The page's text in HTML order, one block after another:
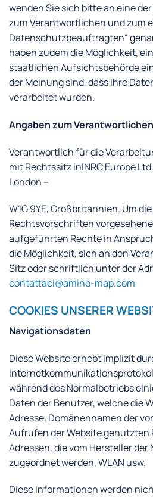
wenden Sie sich bitte an eine
zum Verantwortlichen und zum
Datenschutzbeauftragten“
haben zudem die Möglichkeit,
staatlichen Aufsichtsbehörde
der Meinung sind, dass Ihre
verarbeitet wurden.
Angaben zum
Verantwortlich für die
mit Rechtssitz inINRC Europe
London –
W1G 9YE, Großbritannien. Um
Rechtsvorschriften
aufgeführten Rechte in
die Möglichkeit, sich an den
Sitz oder schriftlich unter der
contattaci@amino-map.com
COOKIES UNSERER
Navigationsdaten
Diese Website erhebt implizit
während des Normalbetriebs
Daten der Benutzer, welche die
Adresse, Domänennamen der
Aufrufen der Website genutzten
Adressen, die vom Hersteller
zugeordnet werden, WLAN usw.
Diese Informationen werden